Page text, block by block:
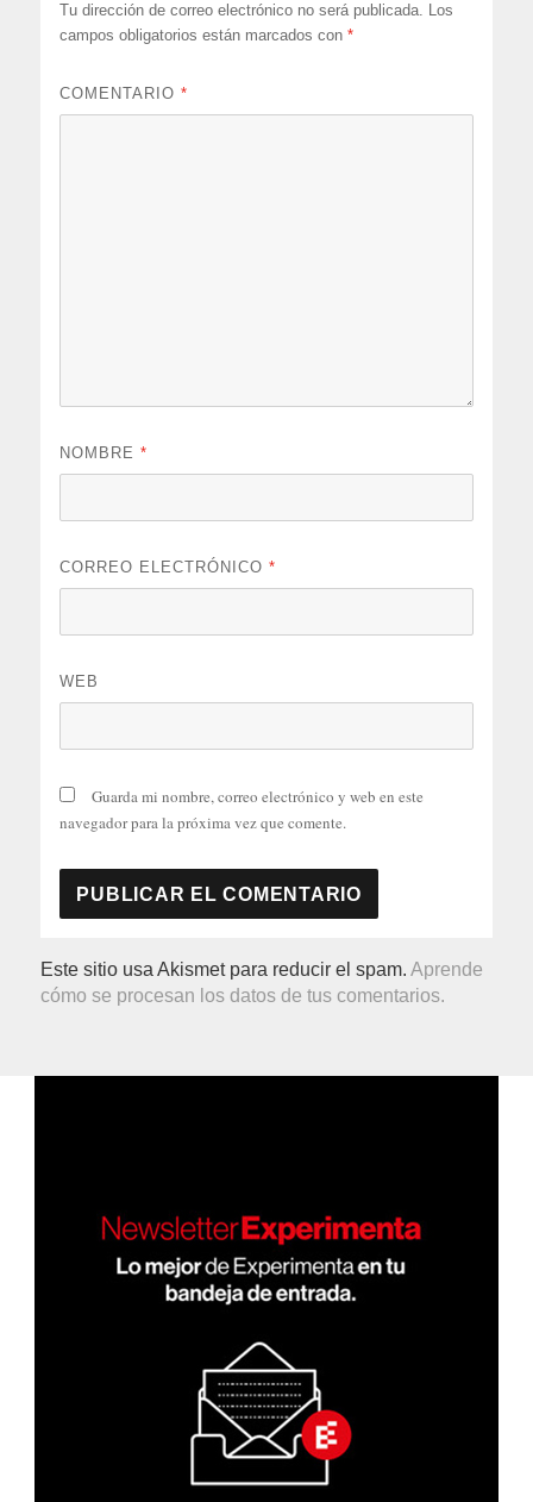
Tu dirección de correo electrónico no será publicada. Los
campos obligatorios están marcados con*
COMENTARIO*
NOMBRE*
CORREO ELECTRÓNICO*
WEB
Guarda mi nombre, correo electrónico y web en este
navegador para la próxima vez que comente.
Este sitio usa Akismet para reducir el spam.Aprende
cómo se procesan los datos de tus comentarios.